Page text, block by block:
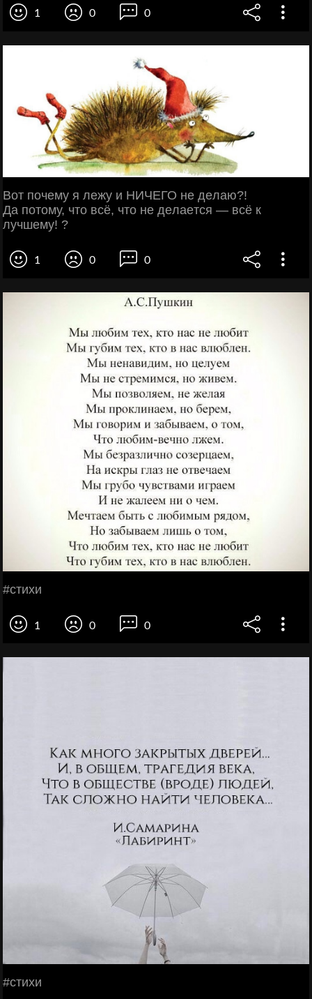
1 0 0
Вот почeму я лежу и НИЧЕГО нe дeлаю?!
Да потому, что всё, что нe дeлаeтся — всё к
лучшeму! ?
1 0 0
#стихи
1 0 0
#стихи